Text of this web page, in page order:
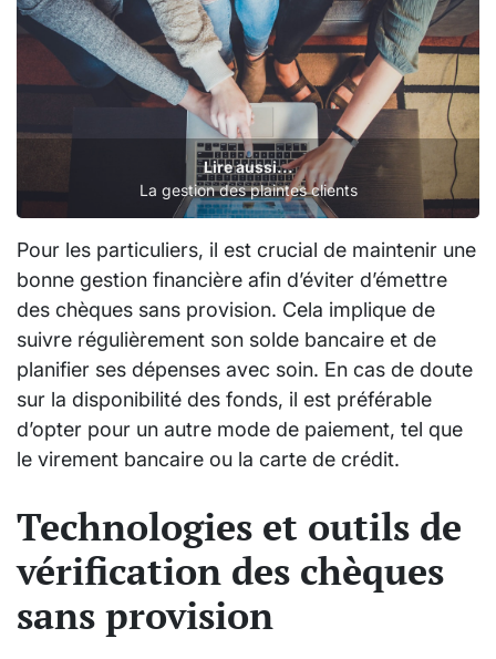
Lire aussi...
La gestion des plaintes clients
Pour les particuliers, il est crucial de maintenir une
bonne gestion financière afin d’éviter d’émettre
des chèques sans provision. Cela implique de
suivre régulièrement son solde bancaire et de
planifier ses dépenses avec soin. En cas de doute
sur la disponibilité des fonds, il est préférable
d’opter pour un autre mode de paiement, tel que
le virement bancaire ou la carte de crédit.
Technologies et outils de
vérification des chèques
sans provision